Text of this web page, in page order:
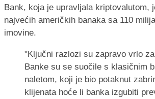
Bank, koja je upravljala kriptovalutom,
najvećih američkih banaka sa 110
imovine.
"Ključni razlozi su zapravo vrlo
Banke su se suočile s klasičnim
naletom, koji je bio potaknut
klijenata hoće li banka izgubiti